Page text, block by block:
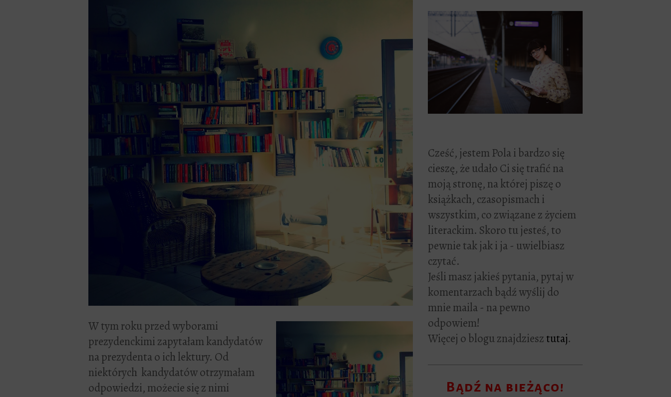
W tym roku przed wyborami
prezydenckimi zapytałam kandydatów
na prezydenta o ich lektury. Od
niektórych kandydatów otrzymałam
odpowiedzi, możecie się z nimi
Cześć, jestem Pola i bardzo się
cieszę, że udało Ci się trafić na
moją stronę, na której piszę o
książkach, czasopismach i
wszystkim, co związane z życiem
literackim. Skoro tu jesteś, to
pewnie tak jak i ja - uwielbiasz
czytać.
Jeśli masz jakieś pytania, pytaj w
komentarzach bądź wyślij do
mnie maila - na pewno
odpowiem!
Więcej o blogu znajdziesztutaj.
Bądź na bieżąco!